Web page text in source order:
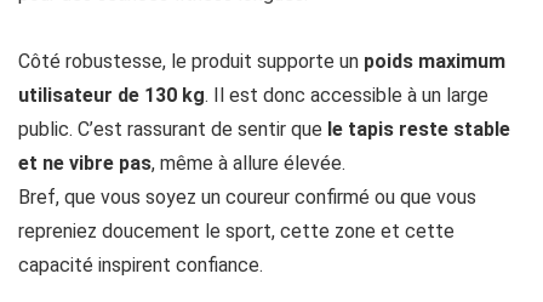
Côté robustesse, le produit supporte un poids maximum
utilisateur de 130 kg. Il est donc accessible à un large
public. C’est rassurant de sentir que le tapis reste stable
et ne vibre pas, même à allure élevée.
Bref, que vous soyez un coureur confirmé ou que vous
repreniez doucement le sport, cette zone et cette
capacité inspirent confiance.